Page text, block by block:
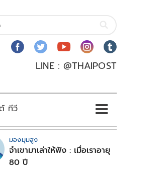
LINE : @THAIPOST
ทีวี
มองมุมสูง
จำเขามาเล่าให้ฟัง : เมื่อเราอายุ
80 ปี